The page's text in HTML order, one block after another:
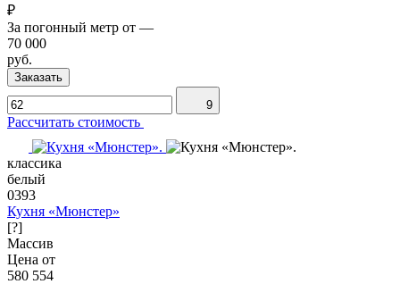
₽
За погонный метр от —
70 000
руб.
Заказать
9
Рассчитать стоимость
классика
белый
0393
Кухня «Мюнстер»
[?]
Массив
Цена от
580 554